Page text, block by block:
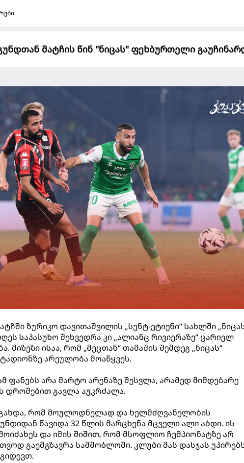
მატჩის წინ "ნიცას" ფეხბურთელი
ზურიკო დავითაშვილის „სენტ-ეტიენი“ სახლში
საპასუხო შეხვედრა კი „ალიანც რივიერაზე“ ცარიელ
მიზეზი ისაა, რომ „მეცთან“ თამაშის შემდეგ „ნიცას“
არეულობა მოაწყვეს.
ფანებს არა მარტო არენაზე შესვლა, არამედ მიმდებარე
დროშებით გავლა აუკრძალა.
რომ მოულოდნელად და ხელმძღვანელობის
წავიდა 32 წლის მარცხენა მცველი ალი აბდი. ის
და იმის შიშით, რომ მსოფლიო ჩემპიონატზე არ
გაემგზავრა სამშობლოში. კლუბი მას დასჯას